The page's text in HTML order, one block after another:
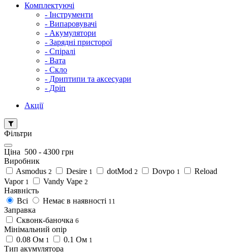
Комплектуючі
- Інструменти
- Випаровувачі
- Акумулятори
- Зарядні присторої
- Спіралі
- Вата
- Скло
- Дриптипи та аксесуари
- Дріп
Акції
Фільтри
Ціна 500 - 4300 грн
Виробник
Asmodus 2 Desire 1 dotMod 2 Dovpo 1
Reload
Vapor 1 Vandy Vape 2
Наявність
Всі
Немає в наявності 11
Заправка
Сквонк-баночка 6
Мінімальний опір
0.08 Ом 1 0.1 Ом 1
Тип акумулятора